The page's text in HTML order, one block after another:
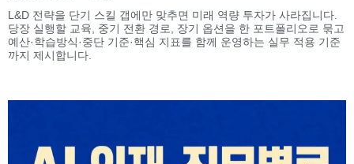
L&D 전략을 단기 스킬 갭에만 맞추면 미래 역량 투자가 사라집니다.
당장 실행할 교육, 중기 전환 경로, 장기 옵션을 한 포트폴리오로 묶고
예산·학습방식·중단 기준·핵심 지표를 함께 운영하는 실무 적용 기준
까지 제시합니다.